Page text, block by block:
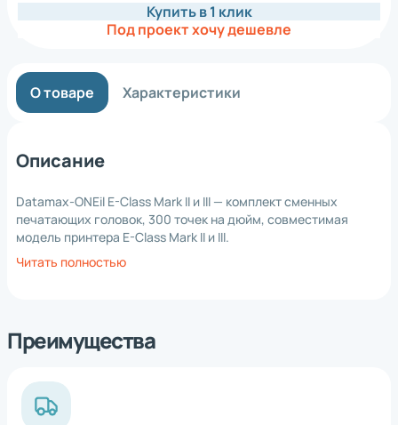
Купить в 1 клик
Под проект хочу дешевле
О товаре Характеристики
Описание
Datamax-ONEil E-Class Mark II и III — комплект сменных
печатающих головок, 300 точек на дюйм, совместимая
модель принтера E-Class Mark II и III.
Читать полностью
Преимущества